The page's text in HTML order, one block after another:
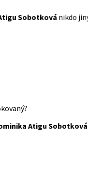
Sobotková nikdo
Atigu Sobotková